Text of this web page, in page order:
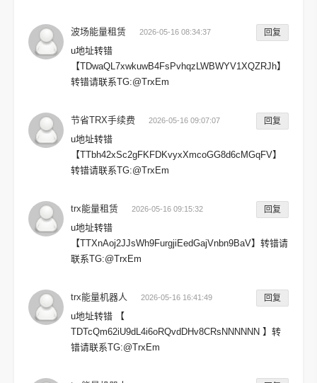
波场能量租赁 2026-05-16 08:34:37 回复
u地址转错
【TDwaQL7xwkuwB4FsPvhqzLWBWYV1XQZRJh】
转错请联系TG:@TrxEm
节省TRX手续费 2026-05-16 09:07:07 回复
u地址转错
【TTbh42xSc2gFKFDKvyxXmcoGG8d6cMGqFV】
转错请联系TG:@TrxEm
trx能量租赁 2026-05-16 09:15:32 回复
u地址转错
【TTXnAoj2JJsWh9FurgjiEedGajVnbn9BaV】转错请
联系TG:@TrxEm
trx能量机器人 2026-05-16 16:41:49 回复
u地址转错 【
TDTcQm62iU9dL4i6oRQvdDHv8CRsNNNNNN 】转
错请联系TG:@TrxEm